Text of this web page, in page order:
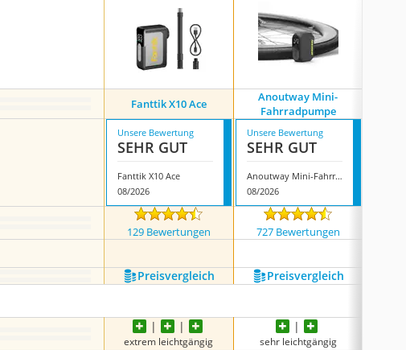
Fanttik X10 Ace
Anoutway Mini-
Fahrradpumpe
Unsere Bewertung
SEHR GUT
Fanttik X10 Ace
08/2026
Unsere Bewertung
SEHR GUT
Anoutway Mini-Fahrradpumpe
08/2026
129 Bewertungen 727 Bewertungen
Preis­vergleich Preis­vergleich
extrem leichtgängig sehr leichtgängig